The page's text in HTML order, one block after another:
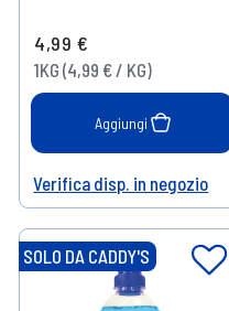
4,99 €
1KG (4,99 € / KG)
Aggiungi
Help
Verifica disp. in negozio
SOLO DA CADDY'S